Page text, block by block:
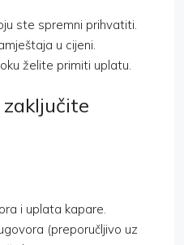
ste spremni prihvatiti.
u cijeni.
želite primiti uplatu.
i uplata kapare.
(preporučljivo uz